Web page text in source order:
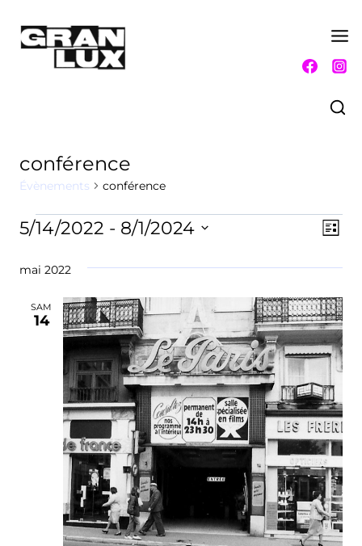
contenu
conférence
Évènements conférence
Évènements
par
Liste
5/14/2022 - 8/1/2024
une
mai 2022
SAM
14